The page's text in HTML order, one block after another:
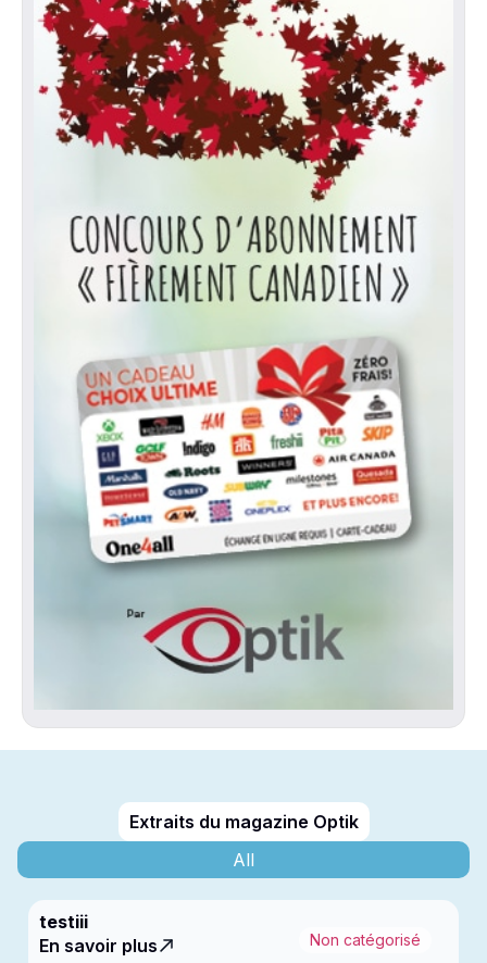
Extraits du magazine Optik
All
testiii
Non catégorisé
En savoir plus